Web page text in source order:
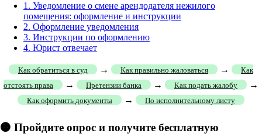
1. Уведомление о смене арендодателя нежилого
помещения: оформление и инструкции
2. Оформление уведомления
3. Инструкции по оформлению
4. Юрист отвечает
Как обратиться в суд → Как правильно жаловаться →
Как
отстоять права
→ Претензии банка → Как подать жалобу →
Как оформить документы → По исполнительному листу
🟠 Пройдите опрос и получите бесплатную